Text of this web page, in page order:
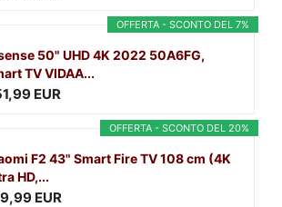
OFFERTA - SCONTO DEL 7%
50" UHD 4K 2022 50A6FG,
TV VIDAA...
EUR
OFFERTA - SCONTO DEL 20%
F2 43" Smart Fire TV 108 cm (4K
HD,...
EUR